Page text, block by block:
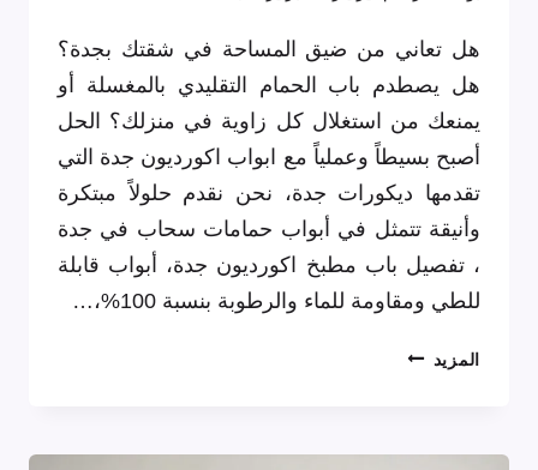
هل تعاني من ضيق المساحة في شقتك بجدة؟
هل يصطدم باب الحمام التقليدي بالمغسلة أو
يمنعك من استغلال كل زاوية في منزلك؟ الحل
أصبح بسيطاً وعملياً مع ابواب اكورديون جدة التي
تقدمها ديكورات جدة، نحن نقدم حلولاً مبتكرة
وأنيقة تتمثل في أبواب حمامات سحاب في جدة
، تفصيل باب مطبخ اكورديون جدة، أبواب قابلة
للطي ومقاومة للماء والرطوبة بنسبة 100%،…
المزيد أبواب